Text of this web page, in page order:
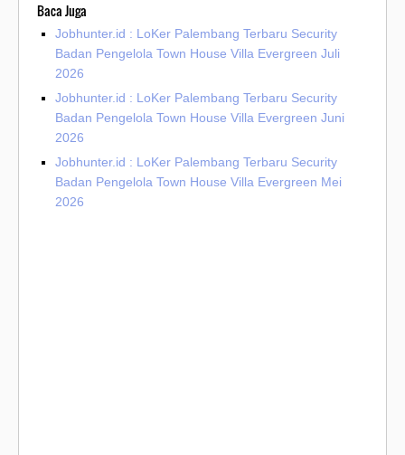
Baca Juga
Jobhunter.id : LoKer Palembang Terbaru Security
Badan Pengelola Town House Villa Evergreen Juli
2026
Jobhunter.id : LoKer Palembang Terbaru Security
Badan Pengelola Town House Villa Evergreen Juni
2026
Jobhunter.id : LoKer Palembang Terbaru Security
Badan Pengelola Town House Villa Evergreen Mei
2026